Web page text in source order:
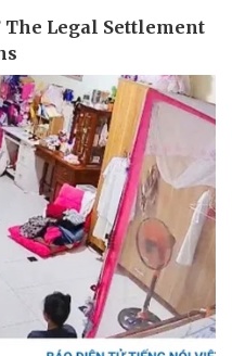
Công nghệ
Sành điệu
Tin Công nghệ
Trải nghiệm
Chuyển đổi số